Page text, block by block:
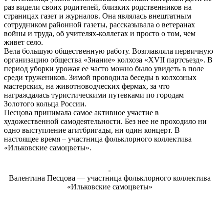
раз видели своих родителей, близких родственников на
страницах газет и журналов. Она являлась внештатным
сотрудником районной газеты, рассказывала о ветеранах
войны и труда, об учителях-коллегах и просто о том, чем
живет село.
Вела большую общественную работу. Возглавляла первичную
организацию общества «Знание» колхоза «ХVII партсъезд». В
период уборки урожая ее часто можно было увидеть в поле
среди тружеников. Зимой проводила беседы в колхозных
мастерских, на животноводческих фермах, за что
награждалась туристическими путевками по городам
Золотого кольца России.
Песцова принимала самое активное участие в
художественной самодеятельности. Без нее не проходило ни
одно выступление агитбригады, ни один концерт. В
настоящее время – участница фольклорного коллектива
«Ильковские самоцветы».
Валентина Песцова — участница фольклорного коллектива
«Ильковские самоцветы»